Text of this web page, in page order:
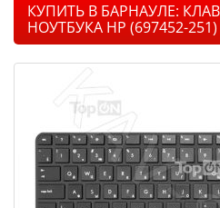
КУПИТЬ В БАРНАУЛЕ:
НОУТБУКА HP (697452-251)